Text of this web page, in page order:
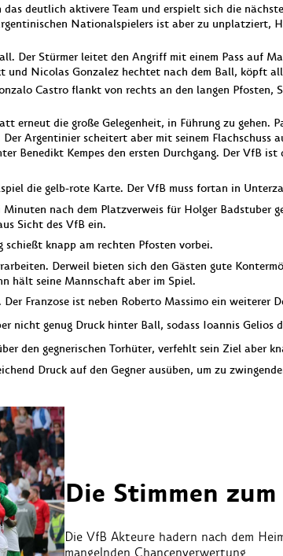
deutlich aktivere Team und erspielt sich die
Nationalspielers ist aber zu unplatziert,
Der Stürmer leitet den Angriff mit einem Pass auf
Nicolas Gonzalez hechtet nach dem Ball, köpft
Castro flankt von rechts an den langen
erneut die große Gelegenheit, in Führung zu gehen.
Argentinier scheitert aber mit seinem Flachschuss
Benedikt Kempes den ersten Durchgang. Der VfB
die gelb-rote Karte. Der VfB muss fortan in
nach dem Platzverweis für Holger Badstuber
Sicht des VfB ein.
knapp am rechten Pfosten vorbei.
Derweil bieten sich den Gästen gute
hält seine Mannschaft aber im Spiel.
Franzose ist neben Roberto Massimo ein weiterer
nicht genug Druck hinter Ball, sodass Ioannis Gelios
den gegnerischen Torhüter, verfehlt sein Ziel aber
Druck auf den Gegner ausüben, um zu
Die Stimmen
Die VfB Akteure hadern nach dem
mangelnden Chancenverwertung.